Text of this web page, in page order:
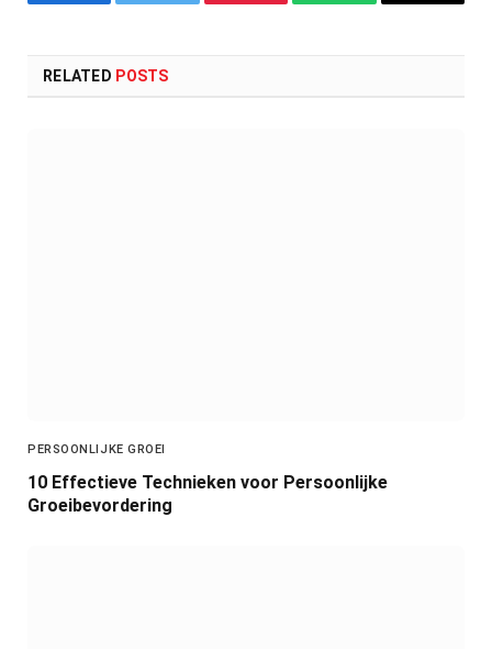
RELATED POSTS
PERSOONLIJKE GROEI
10 Effectieve Technieken voor Persoonlijke
Groeibevordering